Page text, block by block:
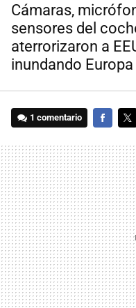
Cámaras,
sensores del
aterrorizaron a
inundando Europa
1 comentario